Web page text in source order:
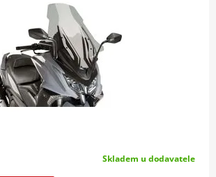
Skladem u dodavatele